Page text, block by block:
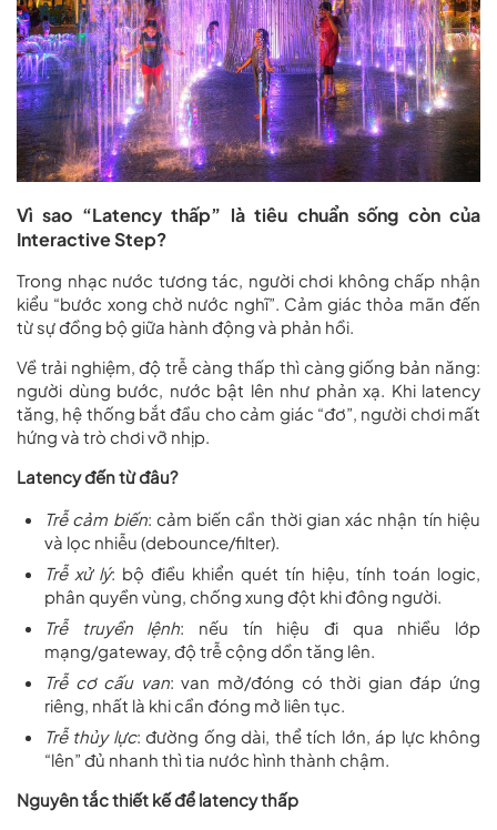
Vì sao “Latency thấp” là tiêu chuẩn sống còn của
Interactive Step?
Trong nhạc nước tương tác, người chơi không chấp nhận
kiểu “bước xong chờ nước nghĩ”. Cảm giác thỏa mãn đến
từ sự đồng bộ giữa hành động và phản hồi.
Về trải nghiệm, độ trễ càng thấp thì càng giống bản năng:
người dùng bước, nước bật lên như phản xạ. Khi latency
tăng, hệ thống bắt đầu cho cảm giác “đơ”, người chơi mất
hứng và trò chơi vỡ nhịp.
Latency đến từ đâu?
Trễ cảm biến: cảm biến cần thời gian xác nhận tín hiệu
và lọc nhiễu (debounce/filter).
Trễ xử lý: bộ điều khiển quét tín hiệu, tính toán logic,
phân quyền vùng, chống xung đột khi đông người.
Trễ truyền lệnh: nếu tín hiệu đi qua nhiều lớp
mạng/gateway, độ trễ cộng dồn tăng lên.
Trễ cơ cấu van: van mở/đóng có thời gian đáp ứng
riêng, nhất là khi cần đóng mở liên tục.
Trễ thủy lực: đường ống dài, thể tích lớn, áp lực không
“lên” đủ nhanh thì tia nước hình thành chậm.
Nguyên tắc thiết kế để latency thấp